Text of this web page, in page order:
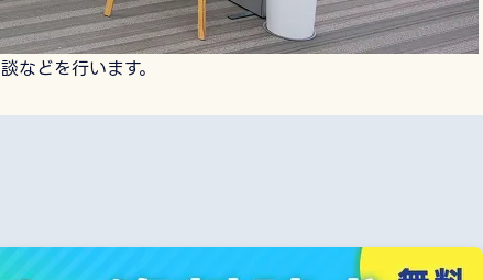
などを行います。